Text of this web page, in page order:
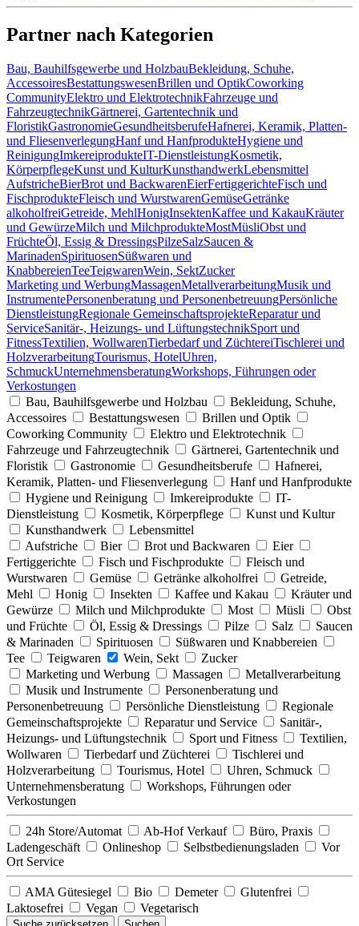
Partner nach Kategorien
Bau, Bauhilfsgewerbe und HolzbauBekleidung, Schuhe,
AccessoiresBestattungswesenBrillen und OptikCoworking
CommunityElektro und ElektrotechnikFahrzeuge und
FahrzeugtechnikGärtnerei, Gartentechnik und
FloristikGastronomieGesundheitsberufeHafnerei, Keramik, Platten-
und FliesenverlegungHanf und HanfprodukteHygiene und
ReinigungImkereiprodukteIT-DienstleistungKosmetik,
KörperpflegeKunst und KulturKunsthandwerkLebensmittel
AufstricheBierBrot und BackwarenEierFertiggerichteFisch und
FischprodukteFleisch und WurstwarenGemüseGetränke
alkoholfreiGetreide, MehlHonigInsektenKaffee und KakauKräuter
und GewürzeMilch und MilchprodukteMostMüsliObst und
FrüchteÖl, Essig & DressingsPilzeSalzSaucen &
MarinadenSpirituosenSüßwaren und
KnabbereienTeeTeigwarenWein, SektZucker
Marketing und WerbungMassagenMetallverarbeitungMusik und
InstrumentePersonenberatung und PersonenbetreuungPersönliche
DienstleistungRegionale GemeinschaftsprojekteReparatur und
ServiceSanitär-, Heizungs- und LüftungstechnikSport und
FitnessTextilien, WollwarenTierbedarf und ZüchtereiTischlerei und
HolzverarbeitungTourismus, HotelUhren,
SchmuckUnternehmensberatungWorkshops, Führungen oder
Verkostungen
Bau, Bauhilfsgewerbe und Holzbau
Bekleidung, Schuhe,
Accessoires
Bestattungswesen
Brillen und Optik
Coworking Community
Elektro und Elektrotechnik
Fahrzeuge und Fahrzeugtechnik
Gärtnerei, Gartentechnik und
Floristik
Gastronomie Gesundheitsberufe
Hafnerei,
Keramik, Platten- und Fliesenverlegung
Hanf und Hanfprodukte
Hygiene und Reinigung
Imkereiprodukte
IT-
Dienstleistung
Kosmetik, Körperpflege
Kunst und Kultur
Kunsthandwerk
Lebensmittel
Aufstriche
Bier Brot und Backwaren
Eier
Fertiggerichte
Fisch und Fischprodukte
Fleisch und
Wurstwaren
Gemüse Getränke alkoholfrei
Getreide,
Mehl
Honig Insekten Kaffee und Kakau
Kräuter und
Gewürze
Milch und Milchprodukte Most Müsli
Obst
und Früchte
Öl, Essig & Dressings Pilze Salz
Saucen
& Marinaden
Spirituosen
Süßwaren und Knabbereien
Tee
Teigwaren Wein, Sekt
Zucker
Marketing und Werbung
Massagen
Metallverarbeitung
Musik und Instrumente
Personenberatung und
Personenbetreuung
Persönliche Dienstleistung
Regionale
Gemeinschaftsprojekte
Reparatur und Service
Sanitär-,
Heizungs- und Lüftungstechnik
Sport und Fitness
Textilien,
Wollwaren
Tierbedarf und Züchterei
Tischlerei und
Holzverarbeitung
Tourismus, Hotel
Uhren, Schmuck
Unternehmensberatung
Workshops, Führungen oder
Verkostungen
24h Store/Automat Ab-Hof Verkauf
Büro, Praxis
Ladengeschäft
Onlineshop Selbstbedienungsladen
Vor
Ort Service
AMA Gütesiegel Bio Demeter
Glutenfrei
Laktosefrei
Vegan Vegetarisch